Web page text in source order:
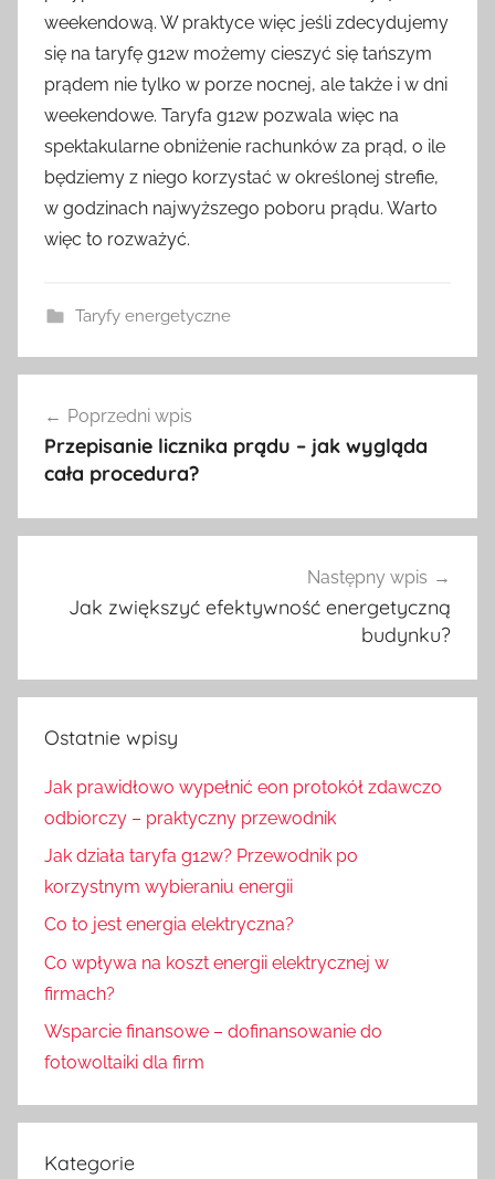
weekendową. W praktyce więc jeśli zdecydujemy
się na taryfę g12w możemy cieszyć się tańszym
prądem nie tylko w porze nocnej, ale także i w dni
weekendowe. Taryfa g12w pozwala więc na
spektakularne obniżenie rachunków za prąd, o ile
będziemy z niego korzystać w określonej strefie,
w godzinach najwyższego poboru prądu. Warto
więc to rozważyć.
Taryfy energetyczne
wpisu
Poprzedni wpis
Przepisanie licznika prądu – jak wygląda
cała procedura?
Następny wpis
Jak zwiększyć efektywność energetyczną
budynku?
Ostatnie wpisy
Jak prawidłowo wypełnić eon protokół zdawczo
odbiorczy – praktyczny przewodnik
Jak działa taryfa g12w? Przewodnik po
korzystnym wybieraniu energii
Co to jest energia elektryczna?
Co wpływa na koszt energii elektrycznej w
firmach?
Wsparcie finansowe – dofinansowanie do
fotowoltaiki dla firm
Kategorie